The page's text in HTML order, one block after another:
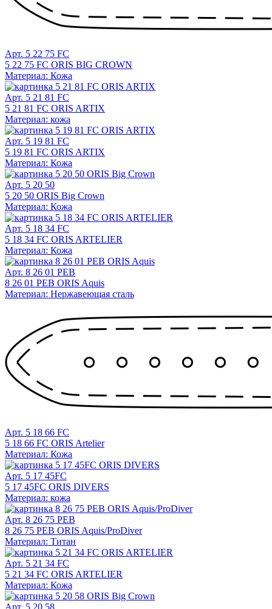
Арт. 5 22 75 FC
5 22 75 FC ORIS BIG CROWN
Материал: Кожа
Арт. 5 21 81 FC
5 21 81 FC ORIS ARTIX
Материал: кожа
Арт. 5 19 81 FC
5 19 81 FC ORIS ARTIX
Материал: Кожа
Арт. 5 20 50
5 20 50 ORIS Big Crown
Материал: Кожа
Арт. 5 18 34 FC
5 18 34 FC ORIS ARTELIER
Материал: Кожа
Арт. 8 26 01 PEB
8 26 01 PEB ORIS Aquis
Материал: Нержавеющая сталь
Арт. 5 18 66 FC
5 18 66 FC ORIS Artelier
Материал: Кожа
Арт. 5 17 45FC
5 17 45FC ORIS DIVERS
Материал: кожа
Арт. 8 26 75 PEB
8 26 75 PEB ORIS Aquis/ProDiver
Материал: Титан
Арт. 5 21 34 FC
5 21 34 FC ORIS ARTELIER
Материал: Кожа
Арт. 5 20 58